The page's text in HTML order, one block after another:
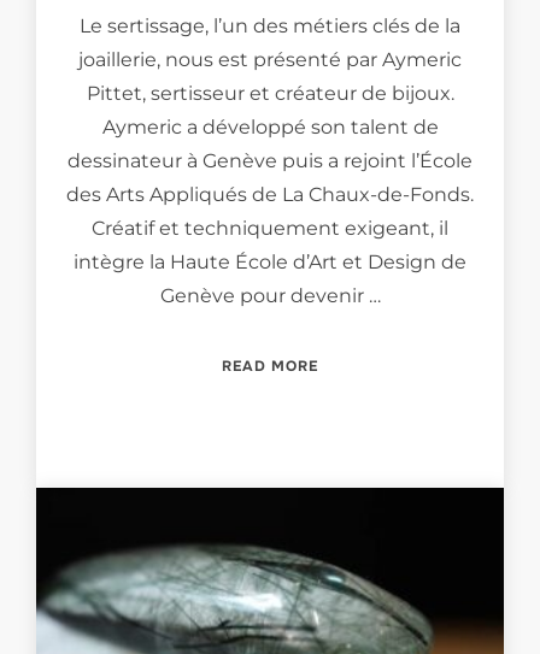
Le sertissage, l’un des métiers clés de la
joaillerie, nous est présenté par Aymeric
Pittet, sertisseur et créateur de bijoux.
Aymeric a développé son talent de
dessinateur à Genève puis a rejoint l’École
des Arts Appliqués de La Chaux-de-Fonds.
Créatif et techniquement exigeant, il
intègre la Haute École d’Art et Design de
Genève pour devenir …
READ MORE